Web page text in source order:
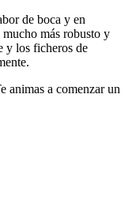
de boca y en
más robusto y
y los ficheros de
animas a comenzar un